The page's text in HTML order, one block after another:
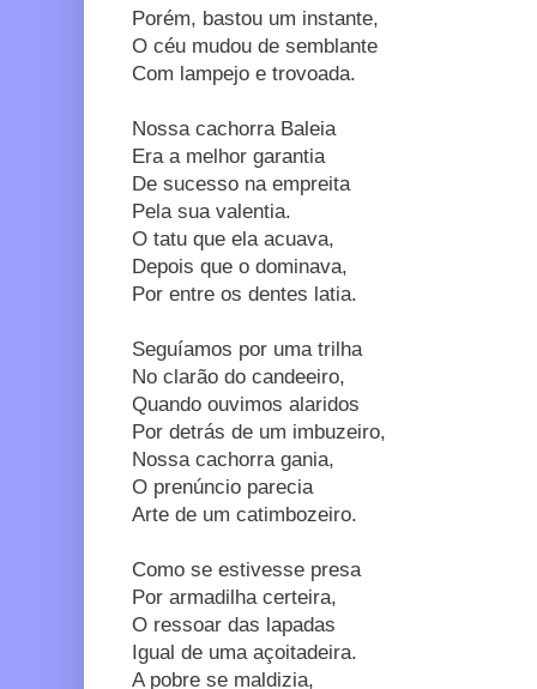
Porém, bastou um instante,
O céu mudou de semblante
Com lampejo e trovoada.
Nossa cachorra Baleia
Era a melhor garantia
De sucesso na empreita
Pela sua valentia.
O tatu que ela acuava,
Depois que o dominava,
Por entre os dentes latia.
Seguíamos por uma trilha
No clarão do candeeiro,
Quando ouvimos alaridos
Por detrás de um imbuzeiro,
Nossa cachorra gania,
O prenúncio parecia
Arte de um catimbozeiro.
Como se estivesse presa
Por armadilha certeira,
O ressoar das lapadas
Igual de uma açoitadeira.
A pobre se maldizia,